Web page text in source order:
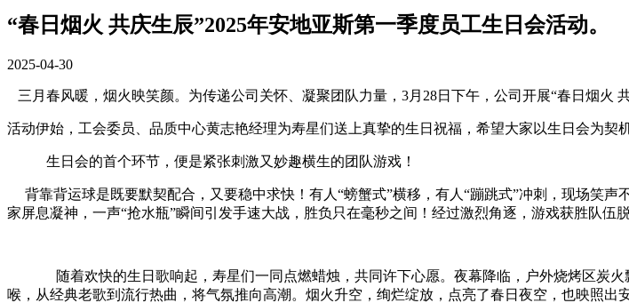
“春日烟火 共庆生辰”2025年安地亚斯第一季度员工生日会活动。
2025-04-30
三月春风暖，烟火映笑颜。为传递公司关怀、凝聚团队力量，3月28日下午，公司开展“春日烟火
活动伊始，工会委员、品质中心黄志艳经理为寿星们送上真挚的生日祝福，希望大家以生日会为契
生日会的首个环节，便是紧张刺激又妙趣横生的团队游戏！
背靠背运球是既要默契配合，又要稳中求快！有人“螃蟹式”横移，有人“蹦跳式”冲刺，现场笑
家屏息凝神，一声“抢水瓶”瞬间引发手速大战，胜负只在毫秒之间！ 经过激烈角逐，游戏获胜队伍
随着欢快的生日歌响起，寿星们一同点燃蜡烛，共同许下心愿。夜幕降临，户外烧烤区炭
喉，从经典老歌到流行热曲，将气氛推向高潮。烟火升空，绚烂绽放，点亮了春日夜空，也映照出